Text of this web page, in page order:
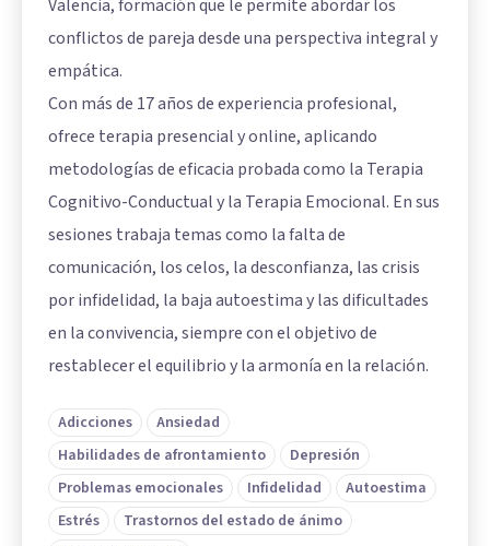
Valencia, formación que le permite abordar los
conflictos de pareja desde una perspectiva integral y
empática.
Con más de 17 años de experiencia profesional,
ofrece terapia presencial y online, aplicando
metodologías de eficacia probada como la Terapia
Cognitivo-Conductual y la Terapia Emocional. En sus
sesiones trabaja temas como la falta de
comunicación, los celos, la desconfianza, las crisis
por infidelidad, la baja autoestima y las dificultades
en la convivencia, siempre con el objetivo de
restablecer el equilibrio y la armonía en la relación.
Adicciones
Ansiedad
Habilidades de afrontamiento
Depresión
Problemas emocionales
Infidelidad
Autoestima
Estrés
Trastornos del estado de ánimo